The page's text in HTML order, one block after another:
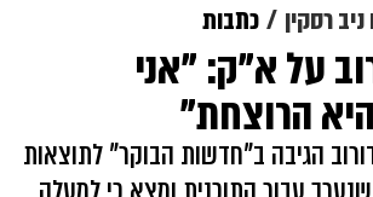
רסקין כתבות
על א"ק: "אני
הרוצחת"
הגיבה ב"חדשות הבוקר" לתוצאות